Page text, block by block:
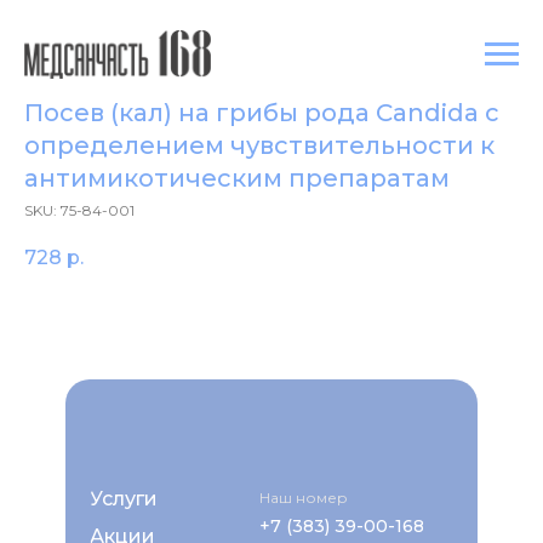
Посев (кал) на грибы рода Candida с
определением чувствительности к
антимикотическим препаратам
SKU: 75-84-001
728 р.
Услуги
Акции +7 (383) 39-00-168
Наш номер